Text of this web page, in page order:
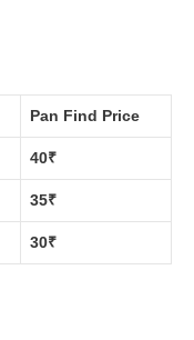
Pan Find Price
40₹
35₹
30₹